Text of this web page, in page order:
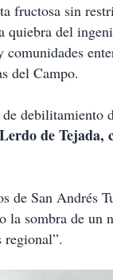
fructosa sin
del
del Campo.
debilitamiento
de
de San Andrés
sombra de un
regional”.